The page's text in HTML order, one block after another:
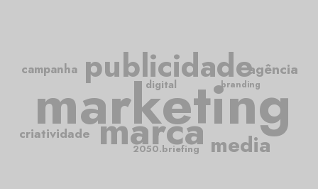
marketing
publicidade
marca
criatividade
campanha
media
agência
digital
2050.briefing
branding